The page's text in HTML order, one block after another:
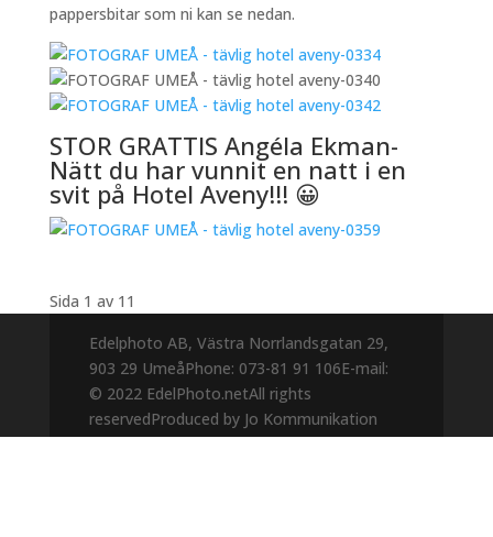
pappersbitar som ni kan se nedan.
STOR GRATTIS Angéla Ekman-
Nätt du har vunnit en natt i en
svit på Hotel Aveny!!! 😀
Sida 1 av 1 1
Edelphoto AB, Västra Norrlandsgatan 29,
903 29 UmeåPhone: 073-81 91 106E-mail:
© 2022 EdelPhoto.netAll rights
reservedProduced by Jo Kommunikation